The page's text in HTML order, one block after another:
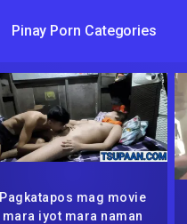
Pinay Porn Categories
Pagkatapos mag movie
mara iyot mara naman